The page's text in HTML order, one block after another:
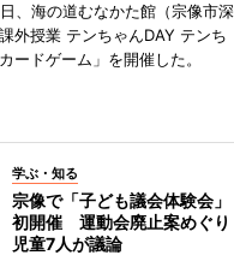
、海の道むなかた館（宗像市深
外授業 テンちゃんDAY テンち
ードゲーム」を開催した。
学ぶ・知る
宗像で「子ども議会体験会」
初開催 運動会廃止案めぐり
児童7人が議論